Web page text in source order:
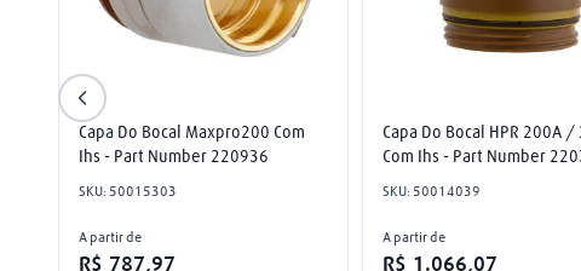
Capa Do Bocal Maxpro200 Com
Ihs - Part Number 220936
SKU: 50015303
A partir de
R$ 787,97
Capa Do Bocal HPR 200A /
Com Ihs - Part Number
SKU: 50014039
A partir de
R$ 1.066,07